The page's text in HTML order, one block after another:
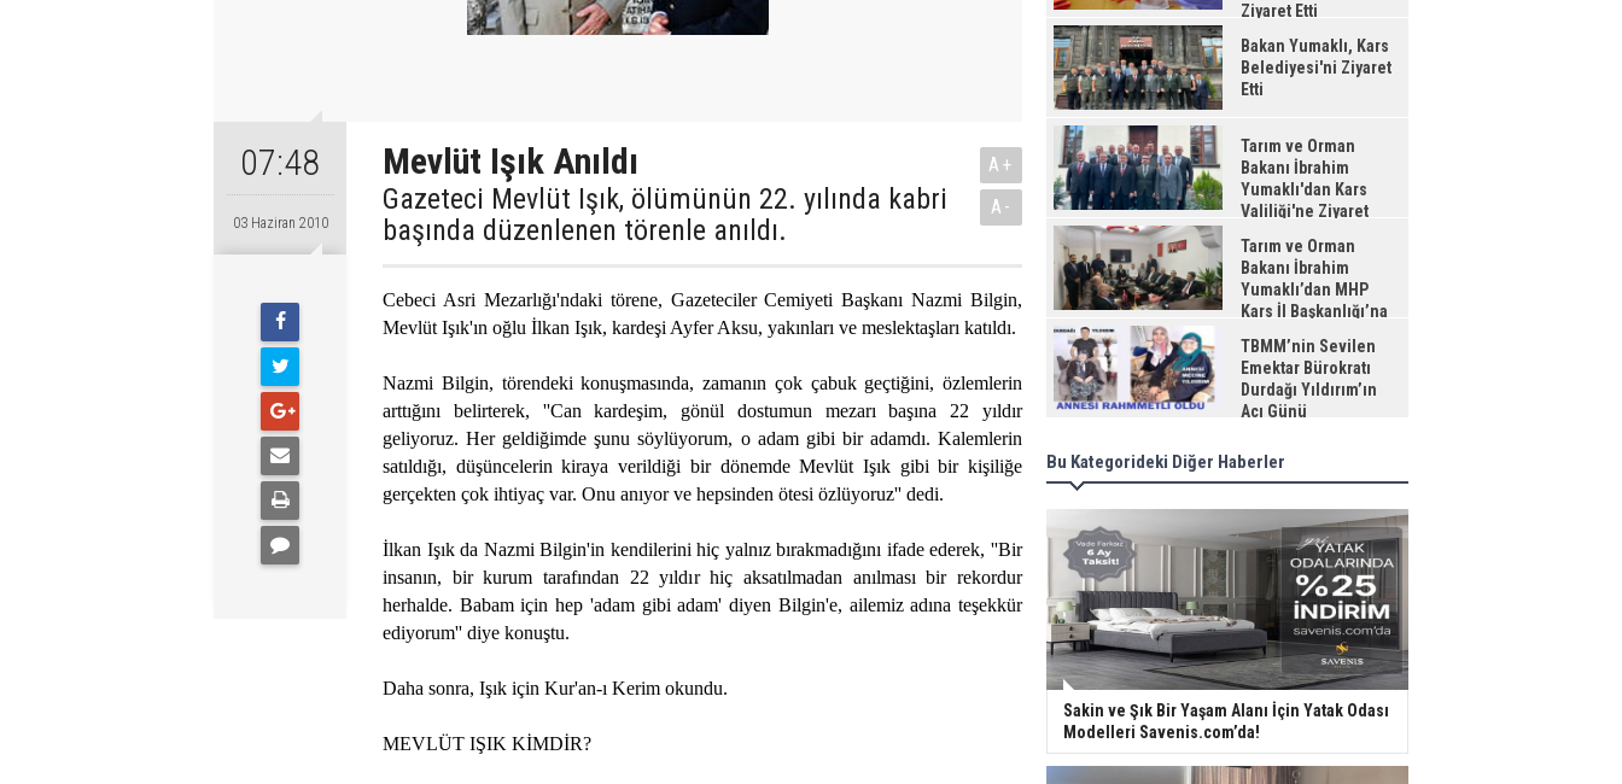
07:48
03 Haziran 2010
Mevlüt Işık Anıldı
Gazeteci Mevlüt Işık, ölümünün 22. yılında kabri
başında düzenlenen törenle anıldı.
A+
A-
Cebeci Asri Mezarlığı'ndaki törene, Gazeteciler Cemiyeti Başkanı Nazmi Bilgin,
Mevlüt Işık'ın oğlu İlkan Işık, kardeşi Ayfer Aksu, yakınları ve meslektaşları katıldı.
Nazmi Bilgin, törendeki konuşmasında, zamanın çok çabuk geçtiğini, özlemlerin
arttığını belirterek, ''Can kardeşim, gönül dostumun mezarı başına 22 yıldır
geliyoruz. Her geldiğimde şunu söylüyorum, o adam gibi bir adamdı. Kalemlerin
satıldığı, düşüncelerin kiraya verildiği bir dönemde Mevlüt Işık gibi bir kişiliğe
gerçekten çok ihtiyaç var. Onu anıyor ve hepsinden ötesi özlüyoruz'' dedi.
İlkan Işık da Nazmi Bilgin'in kendilerini hiç yalnız bırakmadığını ifade ederek, ''Bir
insanın, bir kurum tarafından 22 yıldır hiç aksatılmadan anılması bir rekordur
herhalde. Babam için hep 'adam gibi adam' diyen Bilgin'e, ailemiz adına teşekkür
ediyorum'' diye konuştu.
Daha sonra, Işık için Kur'an-ı Kerim okundu.
MEVLÜT IŞIK KİMDİR?
Ziyaret Etti
Bakan Yumaklı, Kars
Belediyesi'ni Ziyaret
Etti
Tarım ve Orman
Bakanı İbrahim
Yumaklı'dan Kars
Valiliği'ne Ziyaret
Tarım ve Orman
Bakanı İbrahim
Yumaklı’dan MHP
Kars İl Başkanlığı’na
Ziyaret
TBMM’nin Sevilen
Emektar Bürokratı
Durdağı Yıldırım’ın
Acı Günü
Bu Kategorideki Diğer Haberler
Sakin ve Şık Bir Yaşam Alanı İçin Yatak Odası
Modelleri Savenis.com’da!